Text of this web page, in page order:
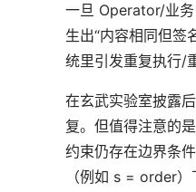
一旦 Operator/业务
生出“内容相同但签
统里引发重复执行/
在玄武实验室披露
复。但值得注意的
约束仍存在边界条
（例如 s = order